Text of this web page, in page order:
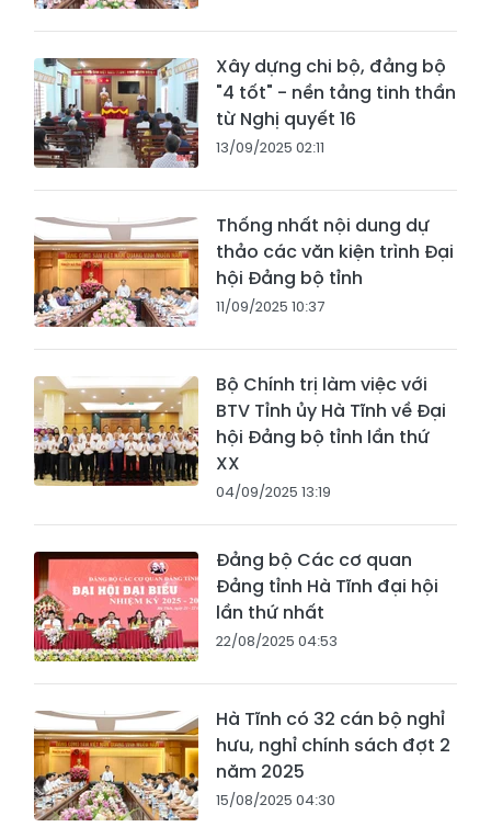
Xây dựng chi bộ, đảng bộ
"4 tốt" - nền tảng tinh thần
từ Nghị quyết 16
13/09/2025 02:11
Thống nhất nội dung dự
thảo các văn kiện trình Đại
hội Đảng bộ tỉnh
11/09/2025 10:37
Bộ Chính trị làm việc với
BTV Tỉnh ủy Hà Tĩnh về Đại
hội Đảng bộ tỉnh lần thứ
XX
04/09/2025 13:19
Đảng bộ Các cơ quan
Đảng tỉnh Hà Tĩnh đại hội
lần thứ nhất
22/08/2025 04:53
Hà Tĩnh có 32 cán bộ nghỉ
hưu, nghỉ chính sách đợt 2
năm 2025
15/08/2025 04:30